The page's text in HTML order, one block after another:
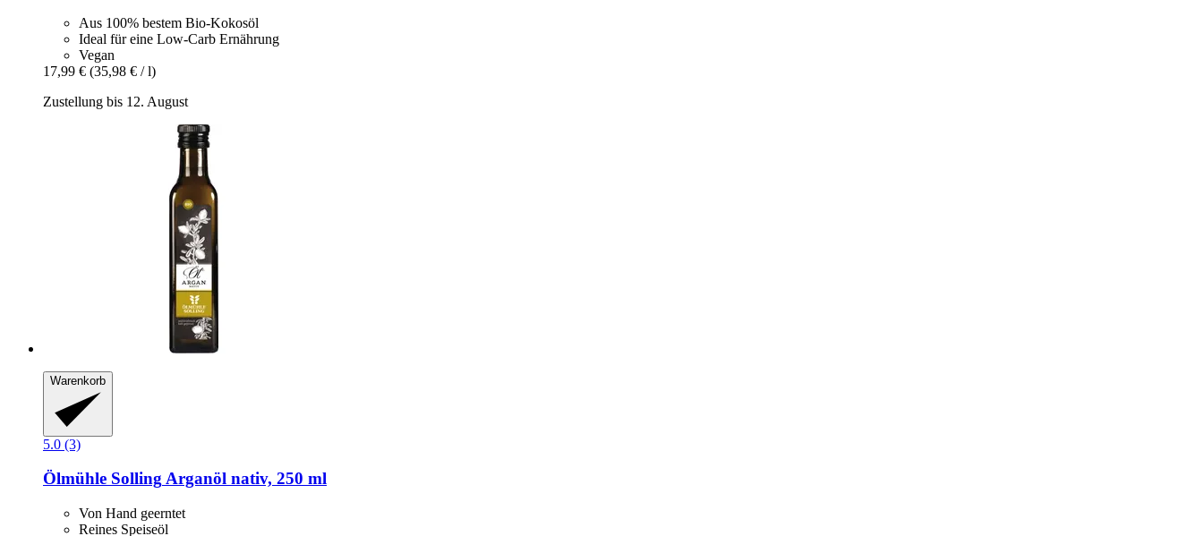
Aus 100% bestem Bio-Kokosöl
Ideal für eine Low-Carb Ernährung
Vegan
17,99 € (35,98 € / l)
Zustellung bis 12. August
Warenkorb
5.0 (3)
Ölmühle SollingArganöl nativ, 250 ml
Von Hand geerntet
Reines Speiseöl